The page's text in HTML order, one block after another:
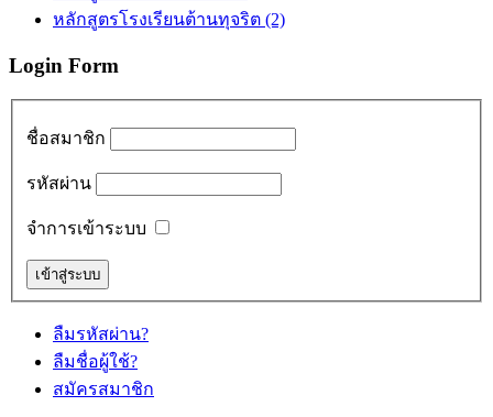
หลักสูตรโรงเรียนต้านทุจริต (2)
Login Form
ชื่อสมาชิก
รหัสผ่าน
จำการเข้าระบบ
ลืมรหัสผ่าน?
ลืมชื่อผู้ใช้?
สมัครสมาชิก